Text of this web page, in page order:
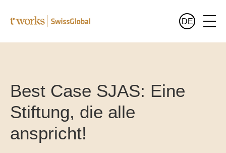
Alle Leistungen im Überblick
Branchen
Übersetzungen für Banken und Finanzwesen
Alle Branchen im Überblick
Sprachen
Wer wir sind
DE
Best Case SJAS: Eine
Stiftung, die alle
anspricht!